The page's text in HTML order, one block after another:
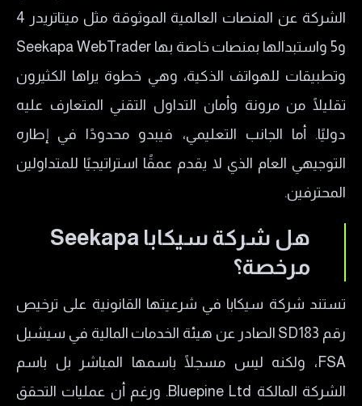
الشركة عن المنصات العالمية الموثوقة مثل ميتاتريدر 4
و5 واستبدالها بمنصات خاصة بها Seekapa WebTrader
وتطبيقات للهواتف الذكية، وهي خطوة يراها الكثيرون
تقليلًا من مرونة وأمان التداول التقني المتعارف عليه
دوليًا. أما الجانب التعليمي، فيبدو محدودًا في إطاره
التوجيهي العام الذي لا يقدم عمقًا استراتيجيًا للمتداولين
المحترفين.
هل شركة سيكابا Seekapa
مرخصة؟
تستند شركة سيكابا في شرعيتها القانونية على ترخيص
رقم SD183 الصادر عن هيئة الخدمات المالية في سيشيل
FSA، ولكنه ليس مسجلًا باسمها المباشر بل باسم
الشركة المالكة Bluepine Ltd. ورغم أن عمليات التحقق